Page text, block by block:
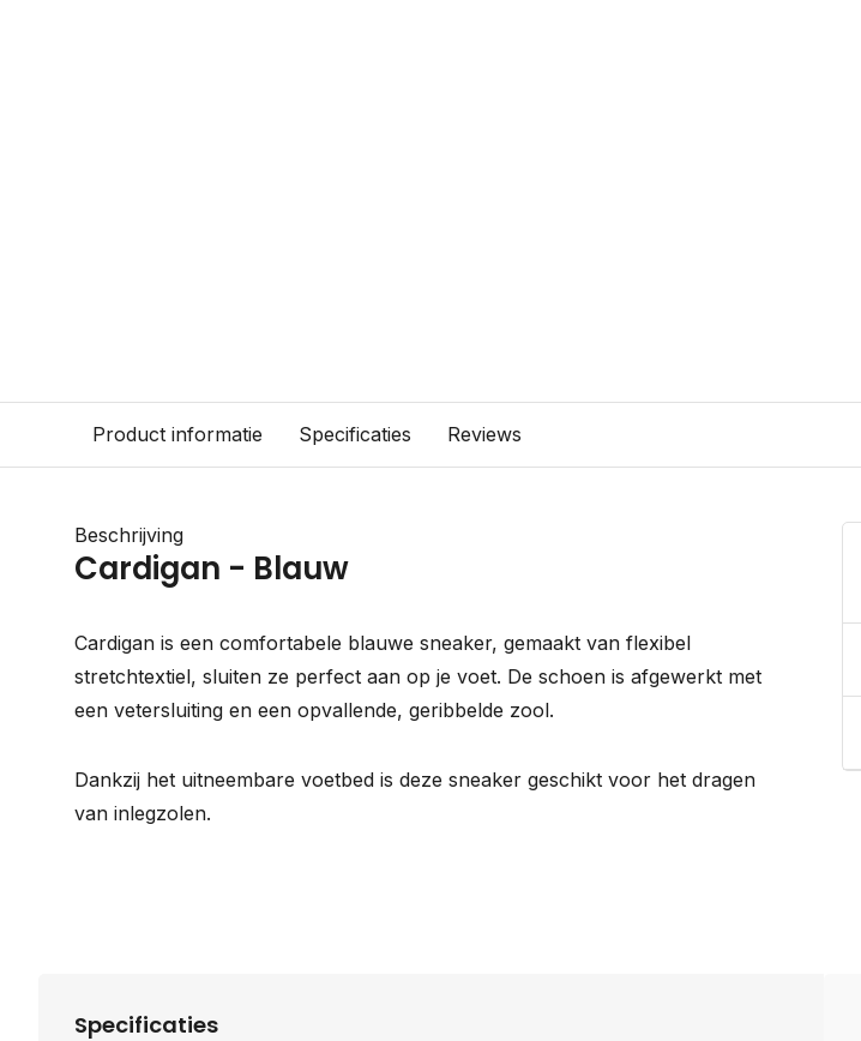
Product informatie Specificaties Reviews
Beschrijving
Cardigan - Blauw
Cardigan is een comfortabele blauwe sneaker, gemaakt van flexibel
stretchtextiel, sluiten ze perfect aan op je voet. De schoen is afgewerkt met
een vetersluiting en een opvallende, geribbelde zool.
Dankzij het uitneembare voetbed is deze sneaker geschikt voor het dragen
van inlegzolen.
Specificaties